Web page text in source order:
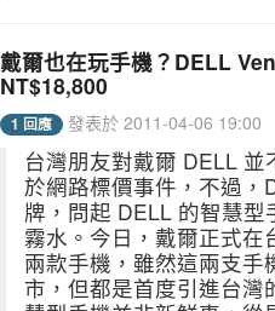
戴爾也在玩手機？DELL
NT$18,800
1 回應 發表於 2011-04-06 19:00
台灣朋友對戴爾 DELL
於網路標價事件，不過，
牌，問起 DELL 的智慧
霧水。今日，戴爾正式在
兩款手機，雖然這兩支手
市，但都是首度引進台灣